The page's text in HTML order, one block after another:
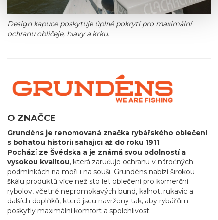
Design kapuce poskytuje úplné pokrytí pro maximální
ochranu obličeje, hlavy a krku.
O ZNAČCE
Grundéns je renomovaná značka rybářského oblečení
s bohatou historií sahající až do roku 1911.
Pochází ze Švédska a je známá svou odolností a
vysokou kvalitou, která zaručuje ochranu v náročných
podmínkách na moři i na souši. Grundéns nabízí širokou
škálu produktů více než sto let oblečení pro komerční
rybolov, včetně nepromokavých bund, kalhot, rukavic a
dalších doplňků, které jsou navrženy tak, aby rybářům
poskytly maximální komfort a spolehlivost.